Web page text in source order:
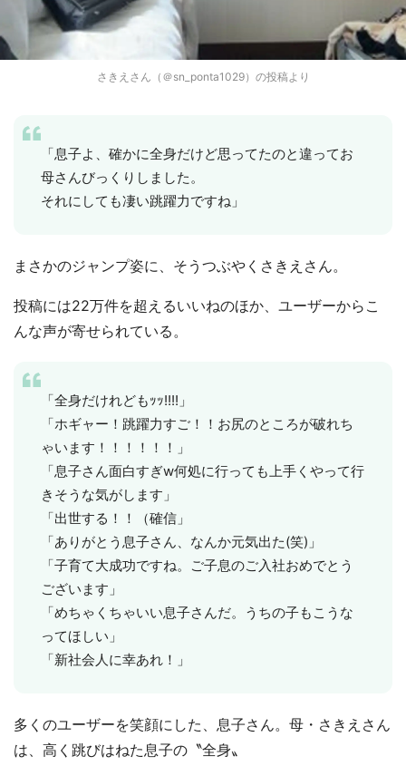
さきえさん（＠sn_ponta1029）の投稿より
「息子よ、確かに全身だけど思ってたのと違ってお
母さんびっくりしました。
それにしても凄い跳躍力ですね」
まさかのジャンプ姿に、そうつぶやくさきえさん。
投稿には22万件を超えるいいねのほか、ユーザーからこ
んな声が寄せられている。
「全身だけれどもｯｯ!!!!」
「ホギャー！跳躍力すご！！お尻のところが破れち
ゃいます！！！！！！」
「息子さん面白すぎw何処に行っても上手くやって行
きそうな気がします」
「出世する！！（確信」
「ありがとう息子さん、なんか元気出た(笑)」
「子育て大成功ですね。ご子息のご入社おめでとう
ございます」
「めちゃくちゃいい息子さんだ。うちの子もこうな
ってほしい」
「新社会人に幸あれ！」
多くのユーザーを笑顔にした、息子さん。母・さきえさん
は、高く跳びはねた息子の〝全身〟